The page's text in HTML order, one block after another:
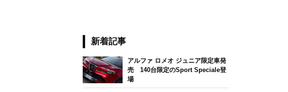
新着記事
アルファ ロメオ ジュニア限定車発
売 140台限定のSport Speciale登
場